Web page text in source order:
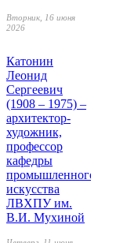
Вторник, 16 июня
2026
Катонин
Леонид
Сергеевич
(1908 – 1975) –
архитектор-
художник,
профессор
кафедры
промышленного
искусства
ЛВХПУ им.
В.И. Мухиной